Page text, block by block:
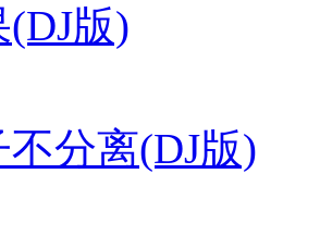
版)
分离(DJ版)